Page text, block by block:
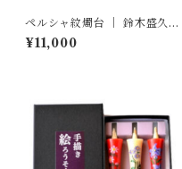
ペルシャ紋燭台 ｜ 鈴木盛久工
房
¥11,000